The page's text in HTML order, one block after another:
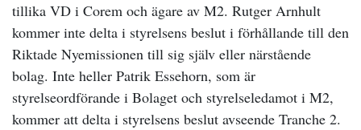
tillika VD i Corem och ägare av M2. Rutger Arnhult
kommer inte delta i styrelsens beslut i förhållande till den
Riktade Nyemissionen till sig själv eller närstående
bolag. Inte heller Patrik Essehorn, som är
styrelseordförande i Bolaget och styrelseledamot i M2,
kommer att delta i styrelsens beslut avseende Tranche 2.